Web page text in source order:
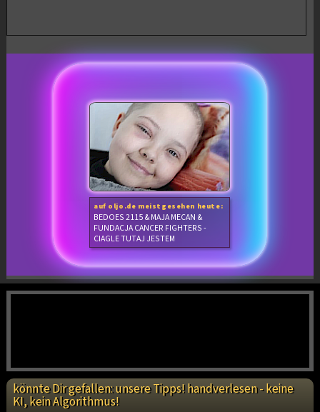
auf oljo.de meistgesehen heute:
BEDOES 2115 & MAJA MECAN &
FUNDACJA CANCER FIGHTERS -
CIAGLE TUTAJ JESTEM
könnte Dir gefallen: unsere Tipps! handverlesen - keine
KI, kein Algorithmus!